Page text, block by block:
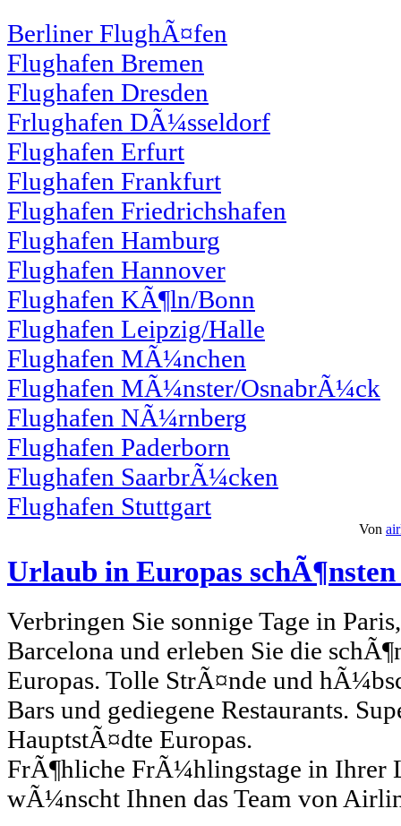
Berliner FlughÃ¤fen
Flughafen Bremen
Flughafen Dresden
Frlughafen DÃ¼sseldorf
Flughafen Erfurt
Flughafen Frankfurt
Flughafen Friedrichshafen
Flughafen Hamburg
Flughafen Hannover
Flughafen KÃ¶ln/Bonn
Flughafen Leipzig/Halle
Flughafen MÃ¼nchen
Flughafen MÃ¼nster/OsnabrÃ¼ck
Flughafen NÃ¼rnberg
Flughafen Paderborn
Flughafen SaarbrÃ¼cken
Flughafen Stuttgart
Von
Urlaub in Europas
Verbringen Sie sonnige Tage in
Barcelona und erleben Sie die
Europas. Tolle StrÃ¤nde und
Bars und gediegene Restaurants.
HauptstÃ¤dte Europas.
FrÃ¶hliche FrÃ¼hlingstage in Ihrer
wÃ¼nscht Ihnen das Team von